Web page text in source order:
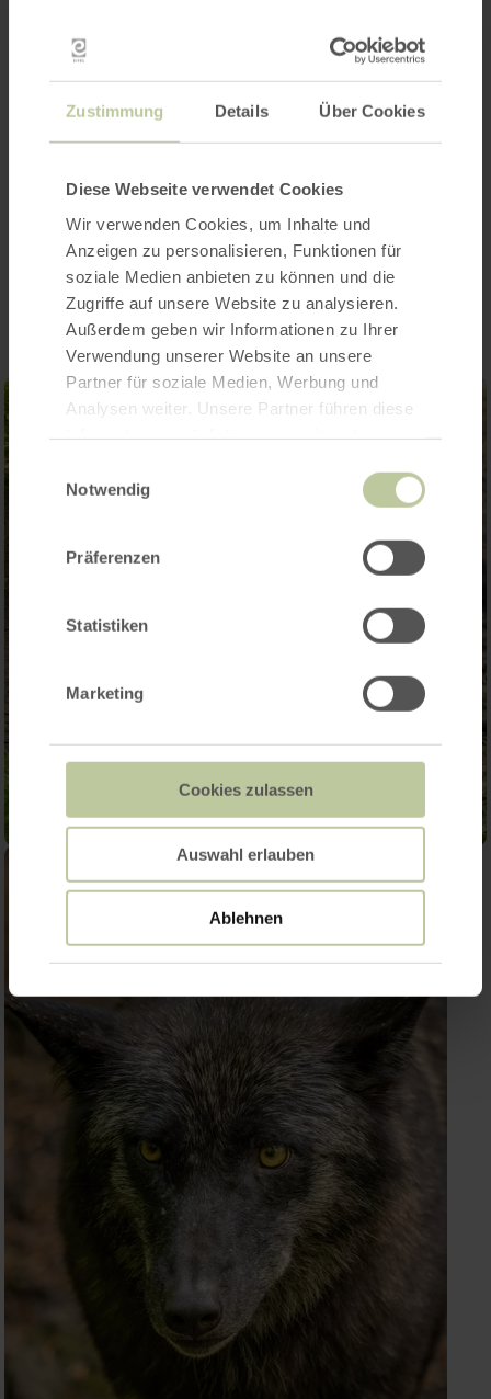
Zustimmung Details Über Cookies
Diese Webseite verwendet Cookies
Wir verwenden Cookies, um Inhalte und
Anzeigen zu personalisieren, Funktionen für
soziale Medien anbieten zu können und die
Zugriffe auf unsere Website zu analysieren.
Außerdem geben wir Informationen zu Ihrer
Verwendung unserer Website an unsere
Partner für soziale Medien, Werbung und
Analysen weiter. Unsere Partner führen diese
haben oder die sie im Rahmen Ihrer Nutzung
Notwendig
Präferenzen
Statistiken
Marketing
Cookies zulassen
Auswahl erlauben
Ablehnen
Fütterung keine Gäste mit in das Gehege!
Eintritt:
Kinder: 25,00 € | Erwachsene: 65,00 €
Impressionen